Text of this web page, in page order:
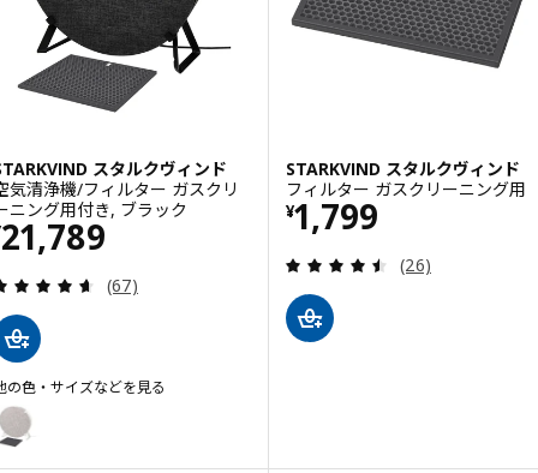
スタルクヴィンド
気清浄機/フィルター ガスクリ
ニング用付き, ブラック
21,789
格 ¥ 21789
レビュー: 4.6 から 5 星です。 総レビュー数:
(67)
の色・サイズなどを見る
スタルクヴィンド
プション: STARKVIND スタルクヴィンド, 空気清浄機/フィルター ガ
STARKVIND スタルクヴィンド
フィルター ガスクリーニング用
¥1,799
価格 ¥ 1799
レビュー: 4.5
(26)